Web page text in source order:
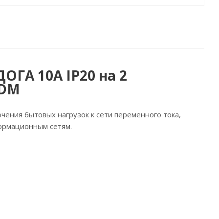
10А IP20 на 2
бытовых нагрузок к сети переменного тока,
сетям.